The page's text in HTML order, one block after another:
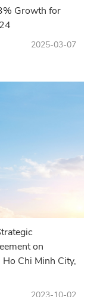
Growth for
2025-03-07
on
Chi Minh City,